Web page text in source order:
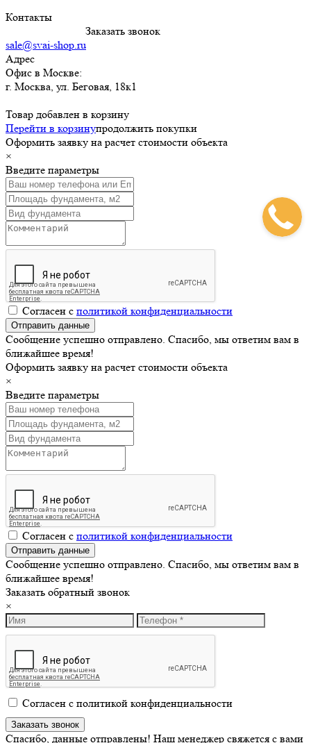
Контакты
Заказать звонок
sale@svai-shop.ru
Адрес
Офис в Москве:
г. Москва, ул. Беговая, 18к1
Товар добавлен в корзину
Перейти в корзинупродолжить покупки
Оформить заявку на расчет стоимости объекта
×
Введите параметры
Согласен с политикой конфиденциальности
Сообщение успешно отправлено. Спасибо, мы ответим вам в
ближайшее время!
Оформить заявку на расчет стоимости объекта
×
Введите параметры
Согласен с политикой конфиденциальности
Сообщение успешно отправлено. Спасибо, мы ответим вам в
ближайшее время!
Заказать обратный звонок
×
Согласен с политикой конфиденциальности
Спасибо, данные отправлены! Наш менеджер свяжется с вами